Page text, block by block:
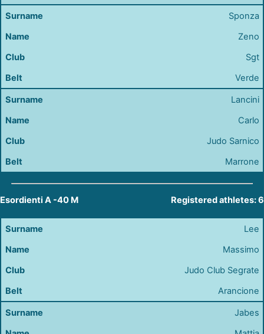
Sponza
Zeno
Sgt
Verde
Lancini
Carlo
Judo Sarnico
Marrone
Esordienti A -40 M Registered athletes: 6
Lee
Massimo
Judo Club Segrate
Arancione
Jabes